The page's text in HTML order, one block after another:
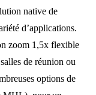
native de
d’applications.
zoom 1,5x flexible
de réunion ou
options de